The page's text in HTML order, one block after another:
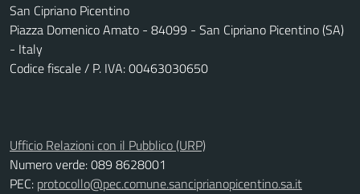
San Cipriano Picentino
Piazza Domenico Amato - 84099 - San Cipriano Picentino (SA)
- Italy
Codice fiscale / P. IVA: 00463030650
Ufficio Relazioni con il Pubblico (URP)
Numero verde: 089 8628001
PEC: protocollo@pec.comune.sanciprianopicentino.sa.it